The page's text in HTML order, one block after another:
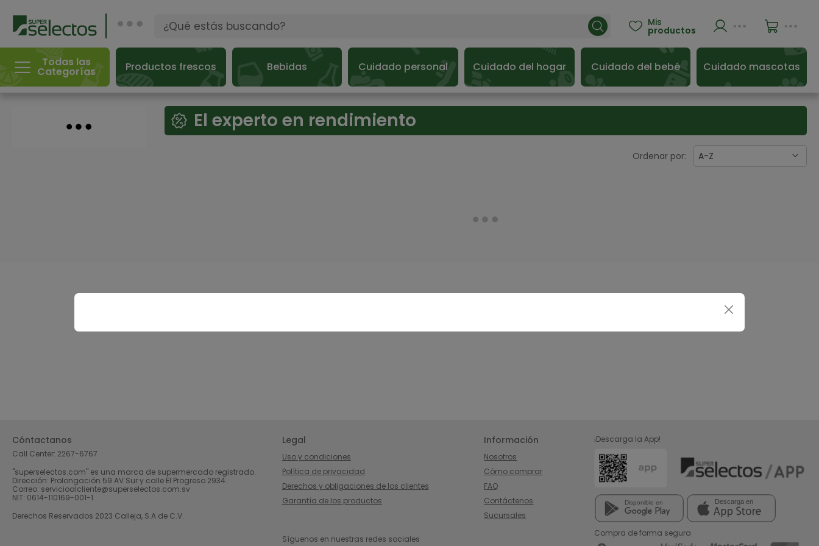
 Mis
productos
Todas las
Categorías Productos frescos Bebidas Cuidado personal Cuidado del hogar Cuidado del bebé Cuidado mascotas
El experto en rendimiento
Ordenar por: A-Z
Cóntactanos
Call Center: 2267-6767
"superselectos.com" es una marca de supermercado registrado.
Dirección: Prolongación 59 AV Sur y calle El Progreso 2934.
Correo: servicioalcliente@superselectos.com.sv
NIT: 0614-110169-001-1
Derechos Reservados 2023 Calleja, S.A de C.V.
Legal
Uso y condiciones
Política de privacidad
Derechos y obligaciones de los clientes
Garantía de los productos
Información
Nosotros
Cómo comprar
FAQ
Contáctenos
Sucursales
Síguenos en nuestras redes sociales
¡Descarga la App!
Compra de forma segura